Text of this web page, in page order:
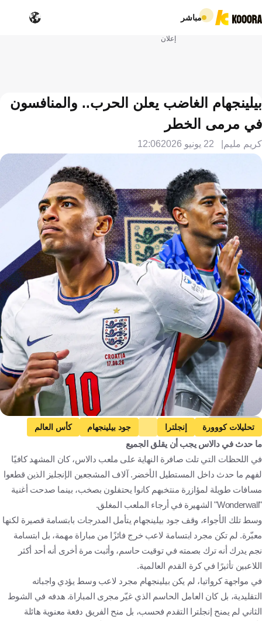
مباشر
إعلان
بيلينجهام الغاضب يعلن الحرب.. والمنافسون
في مرمى الخطر
كريم مليم 22 يونيو 2026 12:06
Getty Images
تحليلات كووورة إنجلترا جود بيلينجهام
كأس العالم
مقالات وتقارير
إنجلترا ضد غانا
العراق
كرة قدم
ما حدث في دالاس يجب أن يقلق الجميع
في اللحظات التي تلت صافرة النهاية على ملعب دالاس، كان المشهد كافيًا
لفهم ما حدث داخل المستطيل الأخضر. آلاف المشجعين الإنجليز الذين قطعوا
مسافات طويلة لمؤازرة منتخبهم كانوا يحتفلون بصخب، بينما صدحت أغنية
"Wonderwall" الشهيرة في أرجاء الملعب المغلق.
وسط تلك الأجواء، وقف جود بيلينجهام يتأمل المدرجات بابتسامة قصيرة لكنها
معبّرة. لم تكن مجرد ابتسامة لاعب خرج فائزًا من مباراة مهمة، بل ابتسامة
نجم يدرك أنه ترك بصمته في توقيت حاسم، وأثبت مرة أخرى أنه أحد أكثر
اللاعبين تأثيرًا في كرة القدم العالمية.
في مواجهة كرواتيا، لم يكن بيلينجهام مجرد لاعب وسط يؤدي واجباته
التقليدية، بل كان العامل الحاسم الذي غيّر مجرى المباراة. هدفه في الشوط
الثاني لم يمنح إنجلترا التقدم فحسب، بل منح الفريق دفعة معنوية هائلة